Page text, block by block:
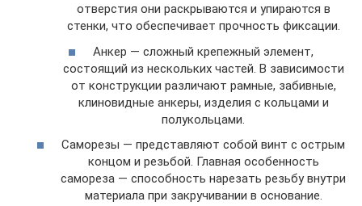
отверстия они раскрываются и упираются в
стенки, что обеспечивает прочность фиксации.
Анкер — сложный крепежный элемент,
состоящий из нескольких частей. В зависимости
от конструкции различают рамные, забивные,
клиновидные анкеры, изделия с кольцами и
полукольцами.
Саморезы — представляют собой винт с острым
концом и резьбой. Главная особенность
самореза — способность нарезать резьбу внутри
материала при закручивании в основание.